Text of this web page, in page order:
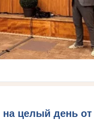
целый день от